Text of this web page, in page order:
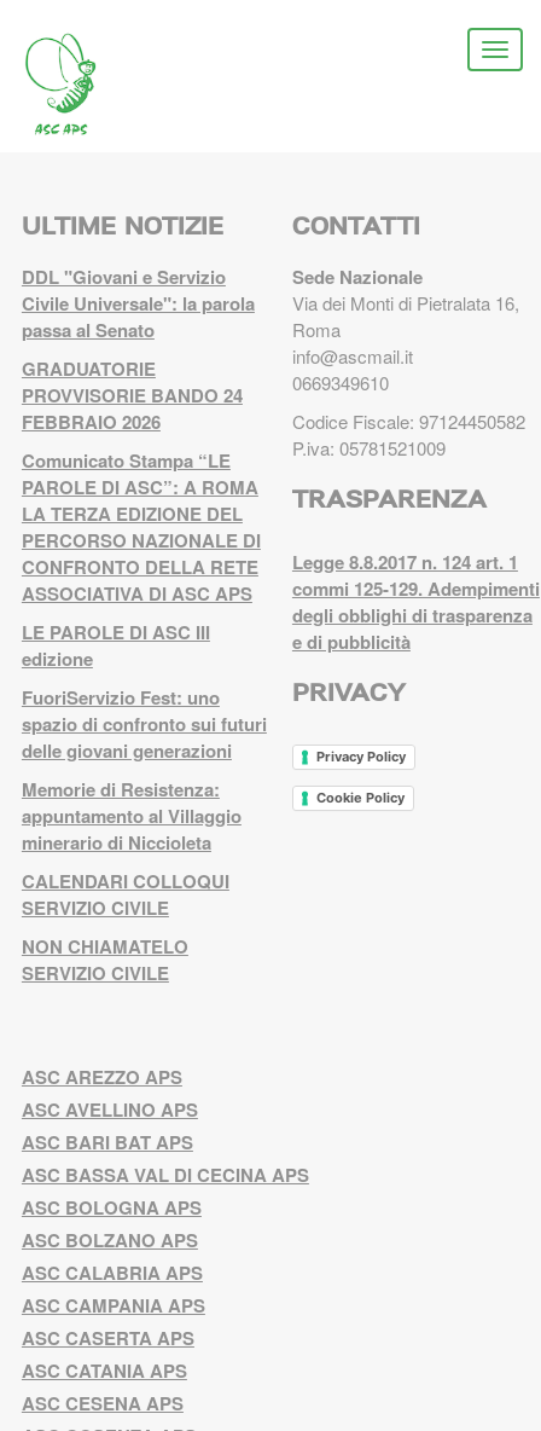
contenuto
principale
ASC AREZZO APS
ASC AVELLINO APS
ASC BARI BAT APS
ASC BASSA VAL DI CECINA APS
ASC BOLOGNA APS
ASC BOLZANO APS
ASC CALABRIA APS
ASC CAMPANIA APS
ASC CASERTA APS
ASC CATANIA APS
ASC CESENA APS
ULTIME NOTIZIE
DDL "Giovani e Servizio
Civile Universale": la parola
passa al Senato
GRADUATORIE
PROVVISORIE BANDO 24
FEBBRAIO 2026
Comunicato Stampa “LE
PAROLE DI ASC”: A ROMA
LA TERZA EDIZIONE DEL
PERCORSO NAZIONALE DI
CONFRONTO DELLA RETE
ASSOCIATIVA DI ASC APS
LE PAROLE DI ASC III
edizione
FuoriServizio Fest: uno
spazio di confronto sui futuri
delle giovani generazioni
Memorie di Resistenza:
appuntamento al Villaggio
minerario di Niccioleta
CALENDARI COLLOQUI
SERVIZIO CIVILE
NON CHIAMATELO
SERVIZIO CIVILE
CONTATTI
Sede Nazionale
Via dei Monti di Pietralata 16,
Roma
info@ascmail.it
0669349610
Codice Fiscale: 97124450582
P.iva: 05781521009
TRASPARENZA
Legge 8.8.2017 n. 124 art. 1
commi 125-129. Adempimenti
degli obblighi di trasparenza
e di pubblicità
PRIVACY
Privacy Policy
Cookie Policy